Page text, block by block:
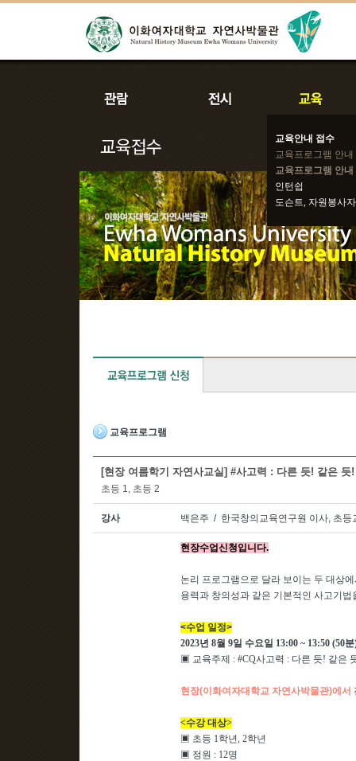
교육안내 접수
교육프로그램 안내
교육프로그램 안내
인턴쉽
도슨트, 자원봉사자
교육프로그램
[현장 여름학기 자연사교실] #사고력 : 다른 듯! 같은 듯
초등 1, 초등 2
강사 백은주 / 한국창의교육연구원 이사, 초등
현장수업신청입니다.
논리 프로그램으로 달라 보이는 두 대상
용력과 창의성과 같은 기본적인 사고기법
<수업 일정>
2023년 8월 9일 수요일 13:00 ~ 13:50 (50분
▣ 교육주제 : #CQ사고력 : 다른 듯! 같은
현장(이화여자대학교 자연사박물관)에서
<수강 대상>
▣ 초등 1학년, 2학년
▣ 정원 : 12명